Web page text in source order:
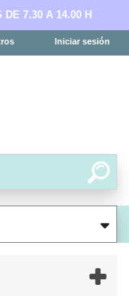
DE 7.30 A 14.00 H
Iniciar sesión